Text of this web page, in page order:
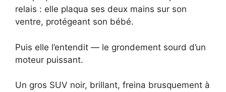
relais : elle plaqua ses deux mains sur son
ventre, protégeant son bébé.
Puis elle l’entendit — le grondement sourd d’un
moteur puissant.
Un gros SUV noir, brillant, freina brusquement à